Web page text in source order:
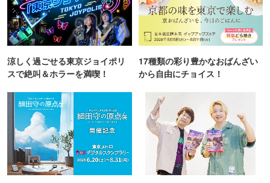
涼しく過ごせる東京ジョイポリ
スで絶叫＆ホラーを満喫！
17種類の彩り豊かなおばんざい
から自由にチョイス！